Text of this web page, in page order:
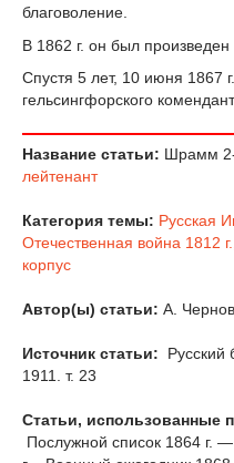
благоволение.
В 1862 г. он был произведен
Спустя 5 лет, 10 июня 1867
гельсингфорского
Название статьи: Шрамм
лейтенант
Категория темы: Русская
Отечественная война 1812 г.
корпус
Автор(ы) статьи: А. Чернов
Источник статьи:
Русский
1911. т. 23
Статьи, использованные
Послужной список 1864 г.